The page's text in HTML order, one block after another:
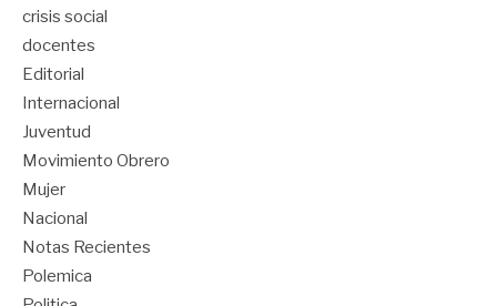
crisis social
docentes
Editorial
Internacional
Juventud
Movimiento Obrero
Mujer
Nacional
Notas Recientes
Polemica